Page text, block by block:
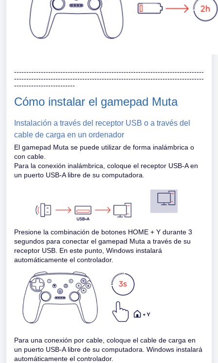
------------------------------------------------------------------------------
------------------------------------------------------------------------------
-------------------------
Cómo instalar el gamepad Muta
Instalación a través del receptor USB o a través del
cable de carga en un ordenador
El gamepad Muta se puede utilizar de forma inalámbrica o
con cable.
Para la conexión inalámbrica, coloque el receptor USB-A en
un puerto USB-A libre de su computadora.
Presione la combinación de botones HOME + Y durante 3
segundos para conectar el gamepad Muta a través de su
receptor USB. En este punto, Windows instalará
automáticamente el controlador.
Para una conexión por cable, coloque el cable de carga en
un puerto USB-A libre de su computadora. Windows instalará
automáticamente el controlador.